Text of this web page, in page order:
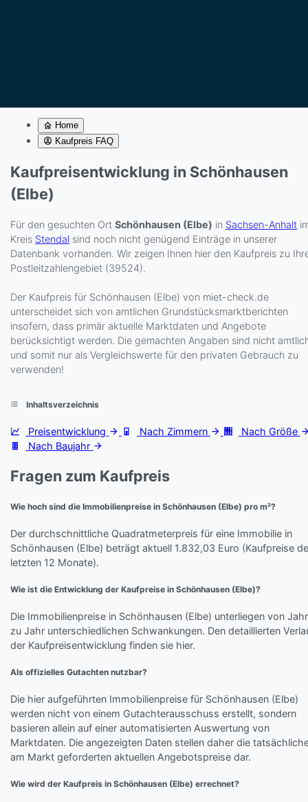
Home
Kaufpreis FAQ
Kaufpreisentwicklung in Schönhausen
(Elbe)
Für den gesuchten Ort Schönhausen (Elbe) in Sachsen-Anhalt
Kreis Stendal sind noch nicht genügend Einträge in unserer
Datenbank vorhanden. Wir zeigen Ihnen hier den Kaufpreis zu
Postleitzahlengebiet (39524).
Der Kaufpreis für Schönhausen (Elbe) von miet-check.de
unterscheidet sich von amtlichen Grundstücksmarktberichten
insofern, dass primär aktuelle Marktdaten und Angebote
berücksichtigt werden. Die gemachten Angaben sind nicht
und somit nur als Vergleichswerte für den privaten Gebrauch zu
verwenden!
Inhaltsverzeichnis
Preisentwicklung Nach Zimmern
Nach Größe
Nach Baujahr
Fragen zum Kaufpreis
Wie hoch sind die Immobilienpreise in Schönhausen (Elbe) pro m²?
Der durchschnittliche Quadratmeterpreis für eine Immobilie in
Schönhausen (Elbe) beträgt aktuell 1.832,03 Euro (Kaufpreise
letzten 12 Monate).
Wie ist die Entwicklung der Kaufpreise in Schönhausen (Elbe)?
Die Immobilienpreise in Schönhausen (Elbe) unterliegen von Jahr
zu Jahr unterschiedlichen Schwankungen. Den detaillierten
der Kaufpreisentwicklung finden sie hier.
Als offizielles Gutachten nutzbar?
Die hier aufgeführten Immobilienpreise für Schönhausen (Elbe)
werden nicht von einem Gutachterausschuss erstellt, sondern
basieren allein auf einer automatisierten Auswertung von
Marktdaten. Die angezeigten Daten stellen daher die
am Markt geforderten aktuellen Angebotspreise dar.
Wie wird der Kaufpreis in Schönhausen (Elbe) errechnet?